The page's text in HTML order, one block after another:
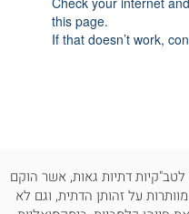
this page.
If that doesn’t work,
לטב"קיות דתיות גאות, אשר הוקם
על זהותן הדתית, וגם לא